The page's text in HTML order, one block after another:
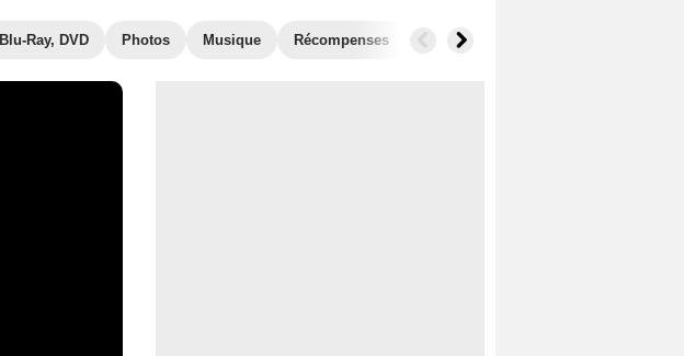
Blu-Ray, DVD Photos Musique Récompenses Films similaires